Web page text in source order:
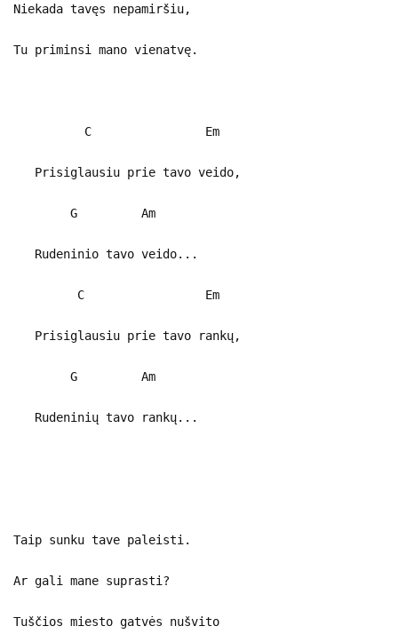
Niekada tavęs nepamiršiu,
Tu priminsi mano vienatvę.
C Em
Prisiglausiu prie tavo veido,
G Am
Rudeninio tavo veido...
C Em
Prisiglausiu prie tavo rankų,
G Am
Rudeninių tavo rankų...
Taip sunku tave paleisti.
Ar gali mane suprasti?
Tuščios miesto gatvės nušvito